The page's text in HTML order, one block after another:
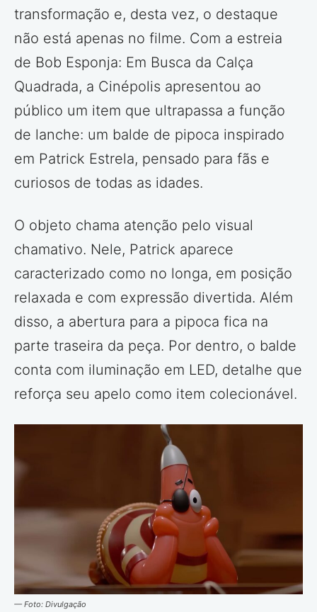
transformação e, desta vez, o destaque
não está apenas no filme. Com a estreia
de Bob Esponja: Em Busca da Calça
Quadrada, a Cinépolis apresentou ao
público um item que ultrapassa a função
de lanche: um balde de pipoca inspirado
em Patrick Estrela, pensado para fãs e
curiosos de todas as idades.
O objeto chama atenção pelo visual
chamativo. Nele, Patrick aparece
caracterizado como no longa, em posição
relaxada e com expressão divertida. Além
disso, a abertura para a pipoca fica na
parte traseira da peça. Por dentro, o balde
conta com iluminação em LED, detalhe que
reforça seu apelo como item colecionável.
— Foto: Divulgação